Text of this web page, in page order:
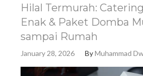
Hilal Termurah:
Enak & Paket Domba
sampai Rumah
January 28, 2026 ByMuhammad